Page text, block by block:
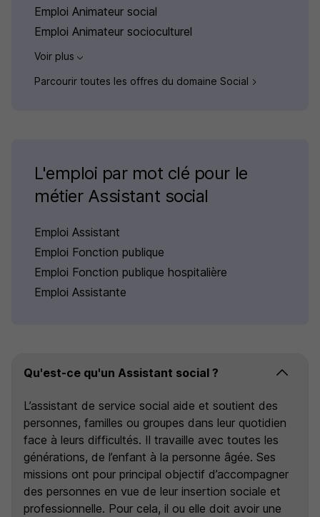
Emploi Animateur social
Emploi Animateur socioculturel
Voir plus
Parcourir toutes les offres du domaine Social
L'emploi par mot clé pour le
métier Assistant social
Emploi Assistant
Emploi Fonction publique
Emploi Fonction publique hospitalière
Emploi Assistante
Qu'est-ce qu'un Assistant social ?
L’assistant de service social aide et soutient des
personnes, familles ou groupes dans leur quotidien
face à leurs difficultés. Il travaille avec toutes les
générations, de l’enfant à la personne âgée. Ses
missions ont pour principal objectif d’accompagner
des personnes en vue de leur insertion sociale et
professionnelle. Pour cela, il ou elle doit avoir une